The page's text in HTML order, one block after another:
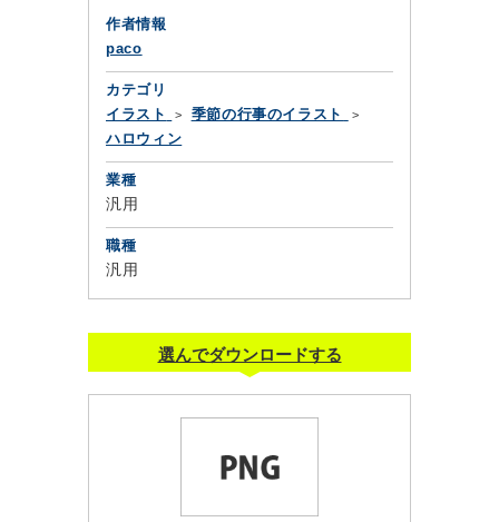
作者情報
paco
カテゴリ
イラスト
季節の行事のイラスト
ハロウィン
業種
汎用
職種
汎用
選んでダウンロードする